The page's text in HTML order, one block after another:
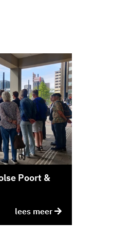
Poort &
lees meer